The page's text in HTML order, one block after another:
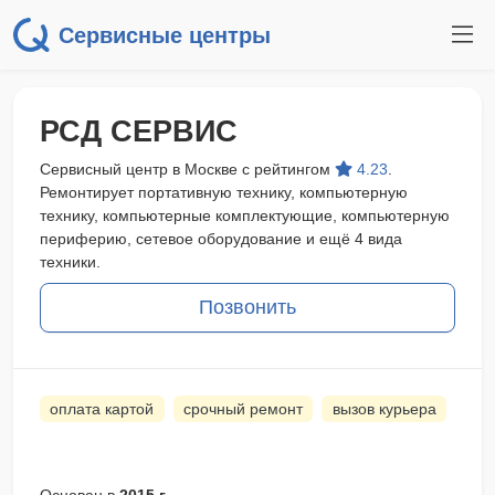
Сервисные центры
РСД СЕРВИС
Сервисный центр в Москве с рейтингом 4.23
Ремонтирует портативную технику, компьютерную
технику, компьютерные комплектующие, компьютерную
периферию, сетевое оборудование и ещё 4 вида
техники.
Позвонить
оплата картой срочный ремонт вызов курьера